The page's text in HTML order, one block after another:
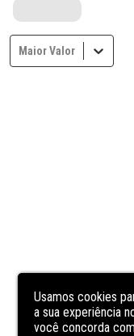
Usamos cookies
a sua experiência
você concorda
Maior Valor